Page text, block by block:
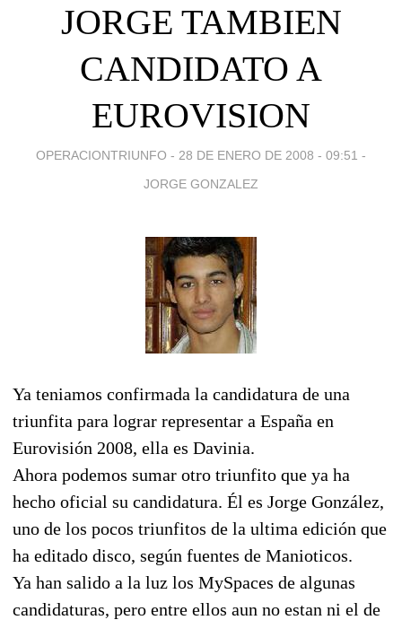
JORGE TAMBIEN
CANDIDATO A
EUROVISION
OPERACIONTRIUNFO - 28 DE ENERO DE 2008 - 09:51 -
JORGE GONZALEZ
Ya teniamos confirmada la candidatura de una
triunfita para lograr representar a España en
Eurovisión 2008, ella es Davinia.
Ahora podemos sumar otro triunfito que ya ha
hecho oficial su candidatura. Él es Jorge González,
uno de los pocos triunfitos de la ultima edición que
ha editado disco, según fuentes de Manioticos.
Ya han salido a la luz los MySpaces de algunas
candidaturas, pero entre ellos aun no estan ni el de